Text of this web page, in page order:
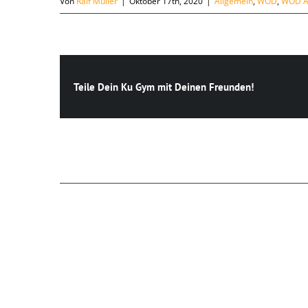
Teile Dein Ku Gym mit Deinen Freunden!